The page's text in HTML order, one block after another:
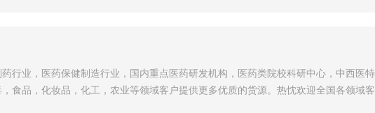
行业，医药保健制造行业，国内重点医药研发机构，医药类院校科研中心，中西医
食品，化妆品，化工，农业等领域客户提供更多优质的货源。热忱欢迎全国各领域